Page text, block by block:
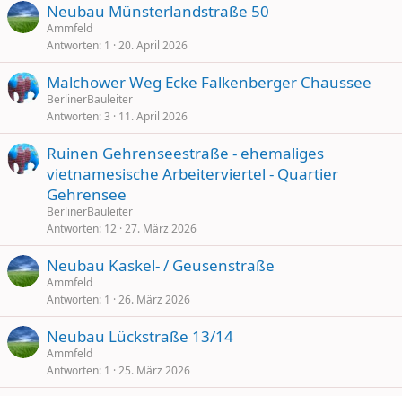
Neubau Münsterlandstraße 50
Ammfeld
Antworten 1 20. April 2026
Malchower Weg Ecke Falkenberger Chaussee
BerlinerBauleiter
Antworten 3 11. April 2026
Ruinen Gehrenseestraße - ehemaliges
vietnamesische Arbeiterviertel - Quartier
Gehrensee
BerlinerBauleiter
Antworten 12 27. März 2026
Neubau Kaskel- / Geusenstraße
Ammfeld
Antworten 1 26. März 2026
Neubau Lückstraße 13/14
Ammfeld
Antworten 1 25. März 2026